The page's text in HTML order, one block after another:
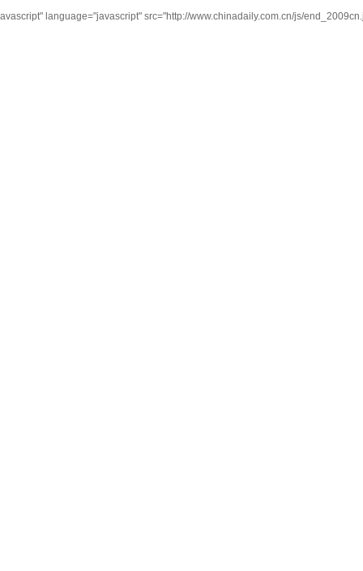
avascript" language="javascript" src="http://www.chinadaily.com.cn/js/